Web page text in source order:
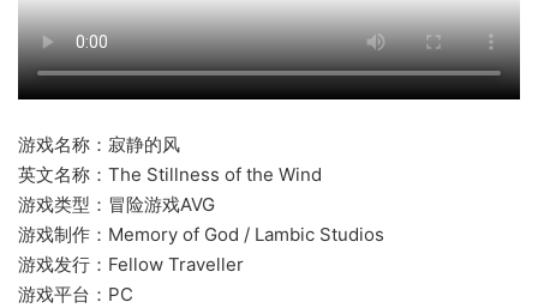
游戏名称：寂静的风
英文名称：The Stillness of the Wind
游戏类型：冒险游戏AVG
游戏制作：Memory of God / Lambic Studios
游戏发行：Fellow Traveller
游戏平台：PC